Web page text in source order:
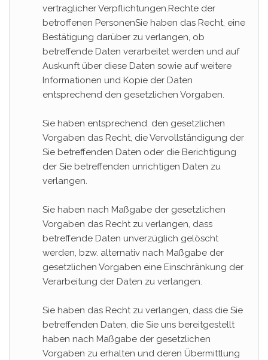
vertraglicher Verpflichtungen.Rechte der
betroffenen PersonenSie haben das Recht, eine
Bestätigung darüber zu verlangen, ob
betreffende Daten verarbeitet werden und auf
Auskunft über diese Daten sowie auf weitere
Informationen und Kopie der Daten
entsprechend den gesetzlichen Vorgaben.
Sie haben entsprechend. den gesetzlichen
Vorgaben das Recht, die Vervollständigung der
Sie betreffenden Daten oder die Berichtigung
der Sie betreffenden unrichtigen Daten zu
verlangen.
Sie haben nach Maßgabe der gesetzlichen
Vorgaben das Recht zu verlangen, dass
betreffende Daten unverzüglich gelöscht
werden, bzw. alternativ nach Maßgabe der
gesetzlichen Vorgaben eine Einschränkung der
Verarbeitung der Daten zu verlangen.
Sie haben das Recht zu verlangen, dass die Sie
betreffenden Daten, die Sie uns bereitgestellt
haben nach Maßgabe der gesetzlichen
Vorgaben zu erhalten und deren Übermittlung